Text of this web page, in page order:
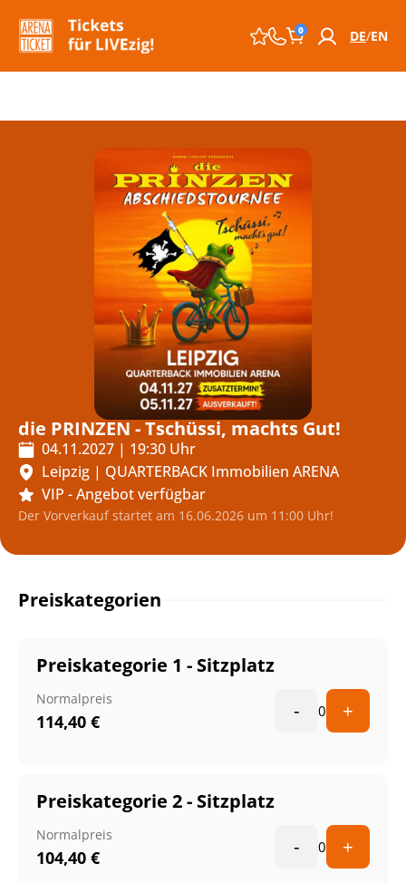
0 DE EN
die PRINZEN - Tschüssi, machts Gut!
04.11.2027 | 19:30 Uhr
Leipzig | QUARTERBACK Immobilien ARENA
VIP - Angebot verfügbar
Der Vorverkauf startet am 16.06.2026 um 11:00 Uhr!
Preiskategorien
Preiskategorie 1 - Sitzplatz
Normalpreis
114,40 € - 0 +
Preiskategorie 2 - Sitzplatz
Normalpreis
104,40 € - 0 +